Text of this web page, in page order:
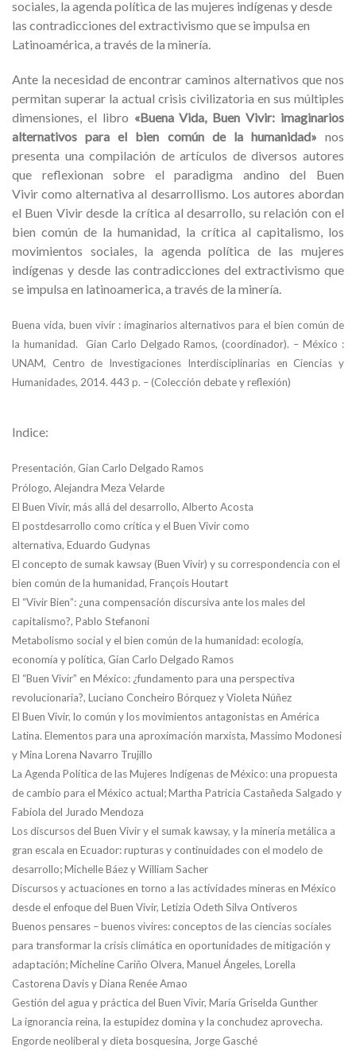
sociales, la agenda política de las mujeres indígenas y desde
las contradicciones del extractivismo que se impulsa en
Latinoamérica, a través de la minería.
Ante la necesidad de encontrar caminos alternativos que nos
permitan superar la actual crisis civilizatoria en sus múltiples
dimensiones, el libro «Buena Vida, Buen Vivir: imaginarios
alternativos para el bien común de la humanidad» nos
presenta una compilación de artículos de diversos autores
que reflexionan sobre el paradigma andino del Buen
Vivir como alternativa al desarrollismo. Los autores abordan
el Buen Vivir desde la crítica al desarrollo, su relación con el
bien común de la humanidad, la crítica al capitalismo, los
movimientos sociales, la agenda política de las mujeres
indígenas y desde las contradicciones del extractivismo que
se impulsa en latinoamerica, a través de la minería.
Buena vida, buen vivir : imaginarios alternativos para el bien común de
la humanidad. Gian Carlo Delgado Ramos, (coordinador). – México :
UNAM, Centro de Investigaciones Interdisciplinarias en Ciencias y
Humanidades, 2014. 443 p. – (Colección debate y reflexión)
Indice:
Presentación, Gian Carlo Delgado Ramos
Prólogo, Alejandra Meza Velarde
El Buen Vivir, más allá del desarrollo, Alberto Acosta
El postdesarrollo como crítica y el Buen Vivir como
alternativa, Eduardo Gudynas
El concepto de sumak kawsay (Buen Vivir) y su correspondencia con el
bien común de la humanidad, François Houtart
El “Vivir Bien”: ¿una compensación discursiva antelos males del
capitalismo?, Pablo Stefanoni
Metabolismo social y el bien común de la humanidad: ecología,
economía y política, Gian Carlo Delgado Ramos
El “Buen Vivir” en México: ¿fundamento para una perspectiva
revolucionaria?, Luciano Concheiro Bórquez y Violeta Núñez
El Buen Vivir, lo común y los movimientos antagonistas en América
Latina. Elementos para una aproximación marxista, Massimo Modonesi
y Mina Lorena Navarro Trujillo
La Agenda Política de las Mujeres Indígenas de México:una propuesta
de cambio para el México actual;Martha Patricia Castañeda Salgado y
Fabiola del Jurado Mendoza
Los discursos del Buen Vivir y el sumak kawsay, y la minería metálica a
gran escala en Ecuador: rupturas ycontinuidades con el modelo de
desarrollo;Michelle Báez y William Sacher
Discursos y actuaciones en torno a las actividades mineras en México
desde el enfoque del Buen Vivir, Letizia Odeth Silva Ontiveros
Buenos pensares – buenos vivires: conceptos de las ciencias sociales
para transformar la crisis climática en oportunidades de mitigación y
adaptación; Micheline Cariño Olvera, Manuel Ángeles, Lorella
Castorena Davis y Diana Renée Amao
Gestión del agua y práctica del Buen Vivir, María Griselda Gunther
La ignorancia reina, la estupidez domina y la conchudez aprovecha.
Engorde neoliberal y dieta bosquesina, Jorge Gasché